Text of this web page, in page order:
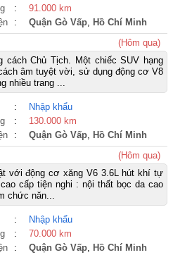
:
91.000 km
: Quận Gò Vấp, Hồ Chí Minh
(Hôm qua)
cách Chủ Tịch. Một chiếc SUV hạng
âm tuyệt vời, sử dụng động cơ V8
nhiều trang ...
:
Nhập khẩu
:
130.000 km
: Quận Gò Vấp, Hồ Chí Minh
(Hôm qua)
với động cơ xăng V6 3.6L hút khí tự
cấp tiện nghi : nội thất bọc da cao
chức năn...
:
Nhập khẩu
:
70.000 km
: Quận Gò Vấp, Hồ Chí Minh